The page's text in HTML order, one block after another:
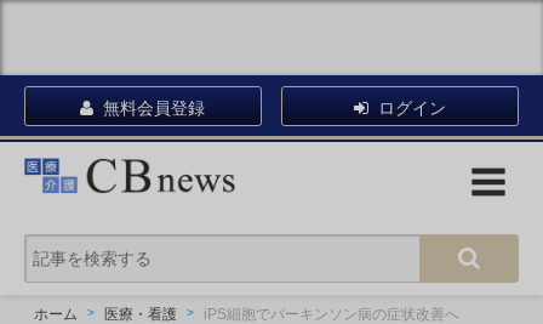
無料会員登録 ログイン
ホーム 医療・看護 iPS細胞でパーキンソン病の症状改善へ